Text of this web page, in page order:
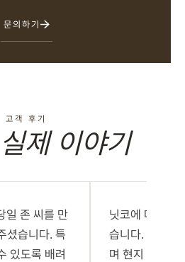
문의하기
고객 후기
실제 이야기
일 존 씨를 만
셨습니다. 특
있도록 배려
닛코에 머무는
습니다. 축제
며 현지 분들과